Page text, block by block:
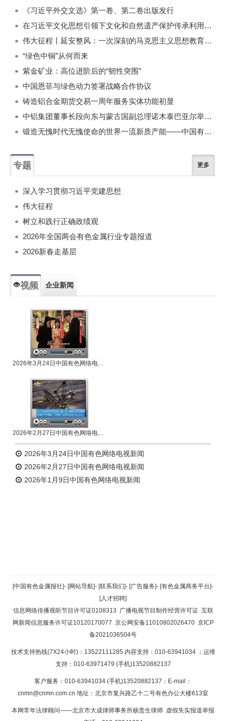
《习近平外交文选》第一卷、第二卷出版发行
在习近平文化思想引领下文化和自然遗产保护传承利用工作开创新局面
伟大征程丨延安整风：一次深刻的马克思主义思想教育运动
“绿色中铜”从何而来
紫金矿业：高位进阶后的“韧性突围”
中国恩菲与绿色动力签署战略合作协议
铸造铝合金期货交易一周年服务实体功能初显
中铝集团董事长段向东与蒙古国副总理诺木泰巴亚尔举行会谈
锻造无愧时代无愧使命的世界一流新质产能——中国有色金属工业的战略应对与破局之道（二）
专题 更多
深入学习贯彻习近平党建思想
伟大征程
树立和践行正确政绩观
2026年全国两会有色金属行业专题报道
2026新春走基层
视频 企业新闻
2026年3月24日中国有色网络电视新闻
2026年2月27日中国有色网络电视新闻
2026年3月24日中国有色网络电视新闻
2026年2月27日中国有色网络电视新闻
2026年1月9日中国有色网络电视新闻
返回顶部
返回首页
[中国有色金属报社]- [网站导航]- [联系我们]- [广告服务]- [有色金属商务平台]-
[人才招聘]
信息网络传播视听节目许可证0108313 广播电视节目制作经营许可证 互联
网新闻信息服务许可证10120170077 京公网安备11010802026470 京ICP
备2021036504号
技术支持热线(7X24小时)：13522111285 内容支持：010-63941034 ；运维
支持：010-63971479 (手机)13520882137
客户服务：010-63941034 (手机)13520882137；E-mail：
cnmn@cnmn.com.cn 地址：北京市复兴路乙十二号有色办公大楼613室
本网常年法律顾问——北京市大成律师事务所杨贵生律师 虚假失实报道举报